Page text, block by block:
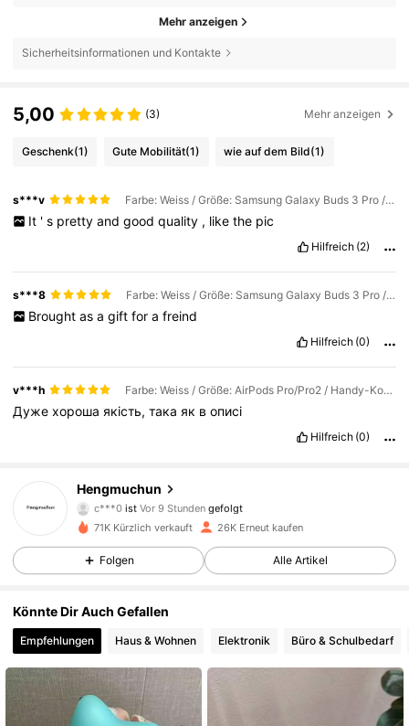
Mehr anzeigen
Sicherheitsinformationen und Kontakte
5,00 (3) Mehr anzeigen
Geschenk(1) Gute Mobilität(1) wie auf dem Bild(1)
s***v Farbe: Weiss / Größe: Samsung Galaxy Buds 3 Pro / Handy-Kompatibilität: Apple
It ' s pretty and good quality , like the pic
Hilfreich (2)
s***8 Farbe: Weiss / Größe: Samsung Galaxy Buds 3 Pro / Handy-Kompatibilität: Apple
Brought as a gift for a freind
Hilfreich (0)
v***h Farbe: Weiss / Größe: AirPods Pro/Pro2 / Handy-Kompatibilität: Apple
Дужехороша якість,така як вописі
Hilfreich (0)
Hengmuchun
c***0 ist Vor 9 Stundengefolgt
4,84
4.8K Follower
4,84 4.8K Follower
4,84 4.8K Follower
4,84 4.8K Follower
71K Kürzlich verkauft 26K Erneut kaufen
Folgen Alle Artikel
Könnte Dir Auch Gefallen
Empfehlungen Haus & Wohnen Elektronik Büro & Schulbedarf